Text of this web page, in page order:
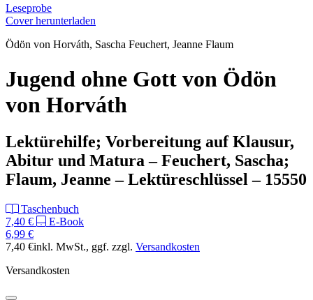
Leseprobe
Cover herunterladen
Ödön von Horváth, Sascha Feuchert, Jeanne Flaum
Jugend ohne Gott von Ödön
von Horváth
Lektürehilfe; Vorbereitung auf Klausur,
Abitur und Matura – Feuchert, Sascha;
Flaum, Jeanne – Lektüreschlüssel – 15550
Taschenbuch
7,40 €
E-Book
6,99 €
7,40 €inkl. MwSt., ggf. zzgl. Versandkosten
Versandkosten